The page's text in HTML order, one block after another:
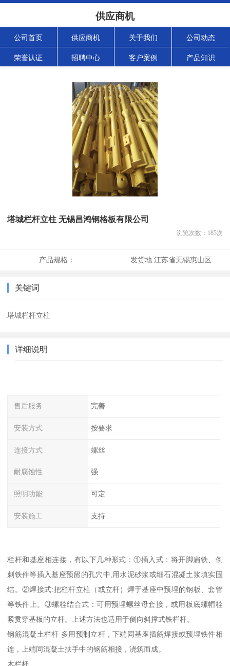
供应商机
公司首页 供应商机 关于我们 公司动态
荣誉认证 招聘中心 客户案例 产品知识
塔城栏杆立柱 无锡昌鸿钢格板有限公司
浏览次数： 185次
产品规格： 发货地:江苏省无锡惠山区
关键词
塔城栏杆立柱
详细说明
售后服务 完善
安装方式 按要求
连接方式 螺丝
耐腐蚀性 强
照明功能 可定
安装施工 支持
栏杆和基座相连接，有以下几种形式：①插入式：将开脚扁铁、倒
刺铁件等插入基座预留的孔穴中,用水泥砂浆或细石混凝土浆填实固
结。②焊接式:把栏杆立柱（或立杆）焊于基座中预埋的钢板、套管
等铁件上。③螺栓结合式：可用预埋螺丝母套接，或用板底螺帽栓
紧贯穿基板的立杆。上述方法也适用于侧向斜撑式铁栏杆。
钢筋混凝土栏杆 多用预制立杆，下端同基座插筋焊接或预埋铁件相
连，上端同混凝土扶手中的钢筋相接，浇筑而成。
木栏杆